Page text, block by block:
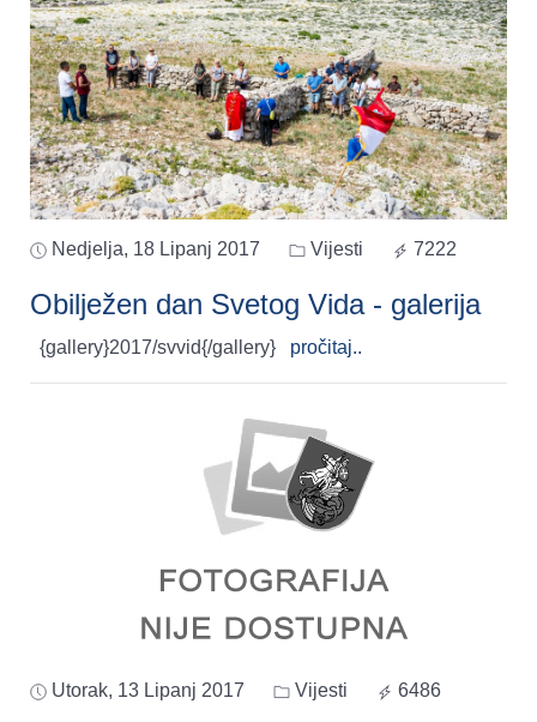
Nedjelja, 18 Lipanj 2017 Vijesti 7222
Obilježen dan Svetog Vida - galerija
{gallery}2017/svvid{/gallery} pročitaj..
Utorak, 13 Lipanj 2017 Vijesti 6486